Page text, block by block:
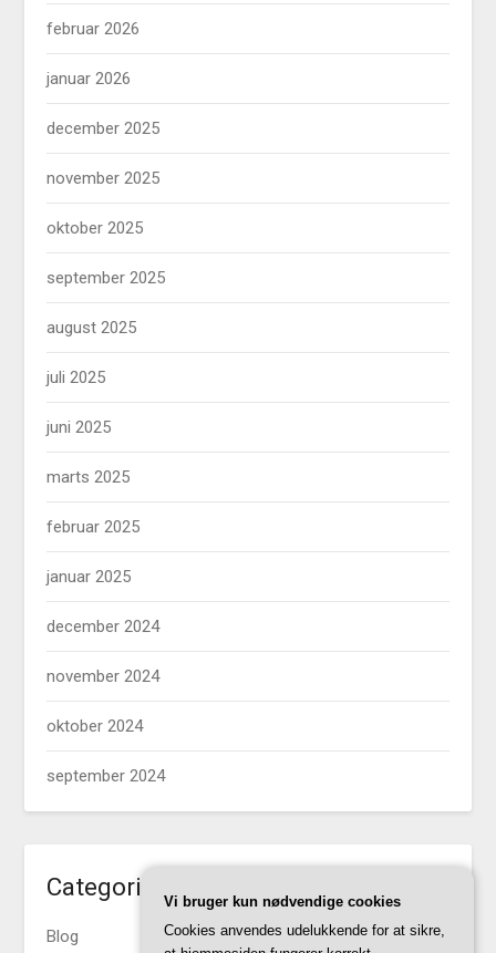
februar 2026
januar 2026
december 2025
november 2025
oktober 2025
september 2025
august 2025
juli 2025
juni 2025
marts 2025
februar 2025
januar 2025
december 2024
november 2024
oktober 2024
september 2024
Categories
Blog
Vi bruger kun nødvendige cookies
Cookies anvendes udelukkende for at sikre,